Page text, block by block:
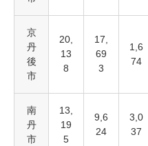
京
丹
後
市
20,
13
8
17,
69
3
1,6
74
南
丹
市
13,
19
5
9,6
24
3,0
37